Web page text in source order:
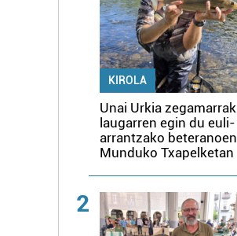
KIROLA
Unai Urkia zegamarrak
laugarren egin du euli-
arrantzako beteranoen
Munduko Txapelketan
2